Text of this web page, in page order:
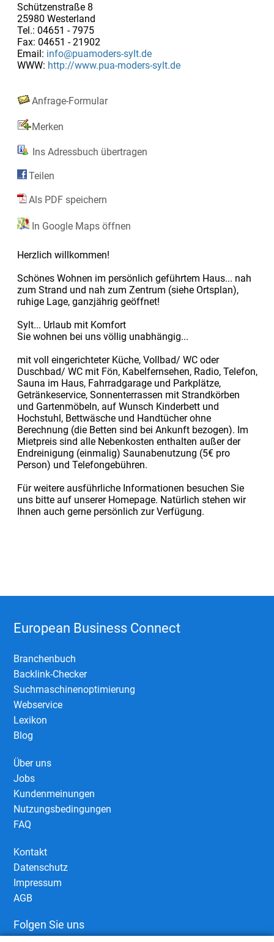
Schützenstraße 8
25980 Westerland
Tel.: 04651 - 7975
Fax: 04651 - 21902
Email: info@puamoders-sylt.de
WWW: http://www.pua-moders-sylt.de
Anfrage-Formular
Merken
Ins Adressbuch übertragen
Teilen
Als PDF speichern
In Google Maps öffnen
Herzlich willkommen!
Schönes Wohnen im persönlich geführtem Haus... nah
zum Strand und nah zum Zentrum (siehe Ortsplan),
ruhige Lage, ganzjährig geöffnet!
Sylt... Urlaub mit Komfort
Sie wohnen bei uns völlig unabhängig...
mit voll eingerichteter Küche, Vollbad/ WC oder
Duschbad/ WC mit Fön, Kabelfernsehen, Radio, Telefon,
Sauna im Haus, Fahrradgarage und Parkplätze,
Getränkeservice, Sonnenterrassen mit Strandkörben
und Gartenmöbeln, auf Wunsch Kinderbett und
Hochstuhl, Bettwäsche und Handtücher ohne
Berechnung (die Betten sind bei Ankunft bezogen). Im
Mietpreis sind alle Nebenkosten enthalten außer der
Endreinigung (einmalig) Saunabenutzung (5€ pro
Person) und Telefongebühren.
Für weitere ausführliche Informationen besuchen Sie
uns bitte auf unserer Homepage. Natürlich stehen wir
Ihnen auch gerne persönlich zur Verfügung.
European Business Connect
Branchenbuch
Backlink-Checker
Suchmaschinenoptimierung
Webservice
Lexikon
Blog
Über uns
Jobs
Kundenmeinungen
Nutzungsbedingungen
FAQ
Kontakt
Datenschutz
Impressum
AGB
Folgen Sie uns